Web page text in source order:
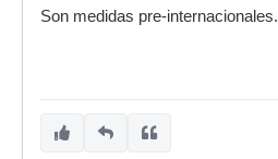
Son medidas pre-internacionales.